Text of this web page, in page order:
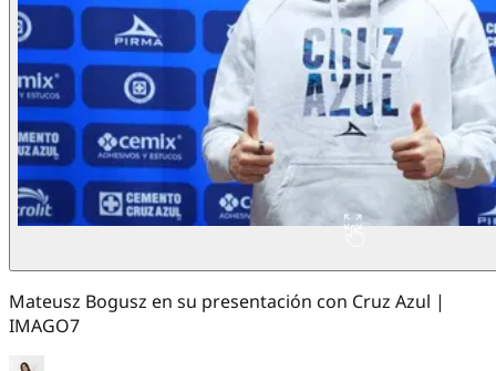
Mateusz Bogusz en su presentación con Cruz Azul |
IMAGO7